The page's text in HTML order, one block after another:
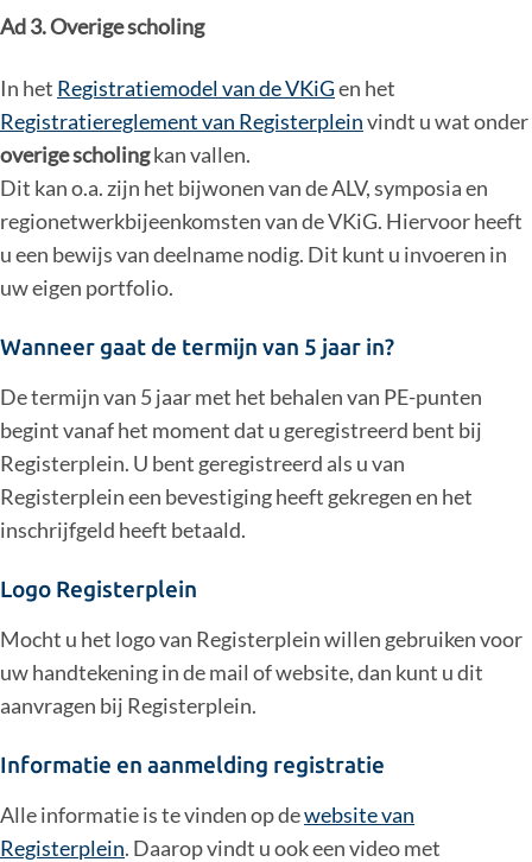
Ad 3. Overige scholing
In het Registratiemodel van de VKiGen het
Registratiereglement van Registerpleinvindt u wat onder
overige scholingkan vallen.
Dit kan o.a. zijn het bijwonen van de ALV, symposia en
regionetwerkbijeenkomsten van de VKiG. Hiervoor heeft
u een bewijs van deelname nodig. Dit kunt u invoeren in
uw eigen portfolio.
Wanneer gaat de termijn van 5 jaar in?
De termijn van 5 jaar met het behalen van PE-punten
begint vanaf het moment dat u geregistreerd bent bij
Registerplein. U bent geregistreerd als u van
Registerplein een bevestiging heeft gekregen en het
inschrijfgeld heeft betaald.
Logo Registerplein
Mocht u het logo van Registerplein willen gebruiken voor
uw handtekening in de mail of website, dan kunt u dit
aanvragen bij Registerplein.
Informatie en aanmelding registratie
Alle informatie is te vinden op dewebsite van
Registerplein. Daarop vindt u ook een video met